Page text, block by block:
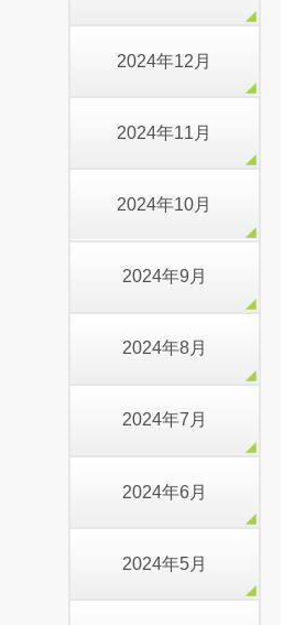
2024年12月
2024年11月
2024年10月
2024年9月
2024年8月
2024年7月
2024年6月
2024年5月